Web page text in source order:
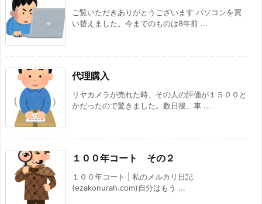
ご覧いただきありがとうございます パソコンを買
い替えました。今までのものは8年前 ...
代理購入
リヤカメラが売れた時、その人の評価が１５００と
かだったので驚きました。数日後、車 ...
１００年コート その２
１００年コート | 私のメルカリ日記
(ezakonurah.com)自分はもう ...